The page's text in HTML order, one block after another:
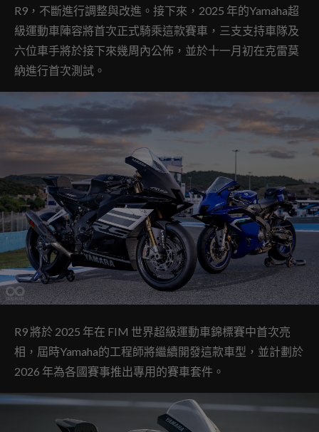
R9，不斷進行調整與改進。接下來，2025 年的Yamaha超
級運動車陣容將首次正式騎乘這款賽車，三支支持車隊及
六位車手將於接下來幾周內公佈，並於十一月初在克雷莫
納進行首次測試。
R9 將於 2025 年在 FIM 世界超級運動車錦標賽中首次亮
相，屆時Yamaha的工程師將繼續開發這款車型，並計劃於
2026 年為各國賽事推出專用的賽車套件。